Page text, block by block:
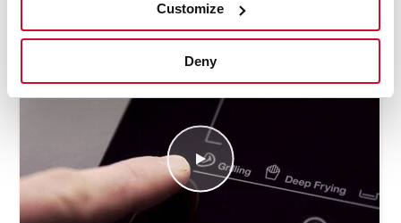
Customize
Deny